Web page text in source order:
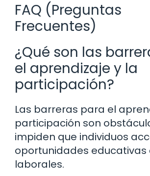
FAQ (Preguntas
Frecuentes)
¿Qué son las
el aprendizaje y la
participación?
Las barreras para el
participación son
impiden que individuos
oportunidades educativas
laborales.